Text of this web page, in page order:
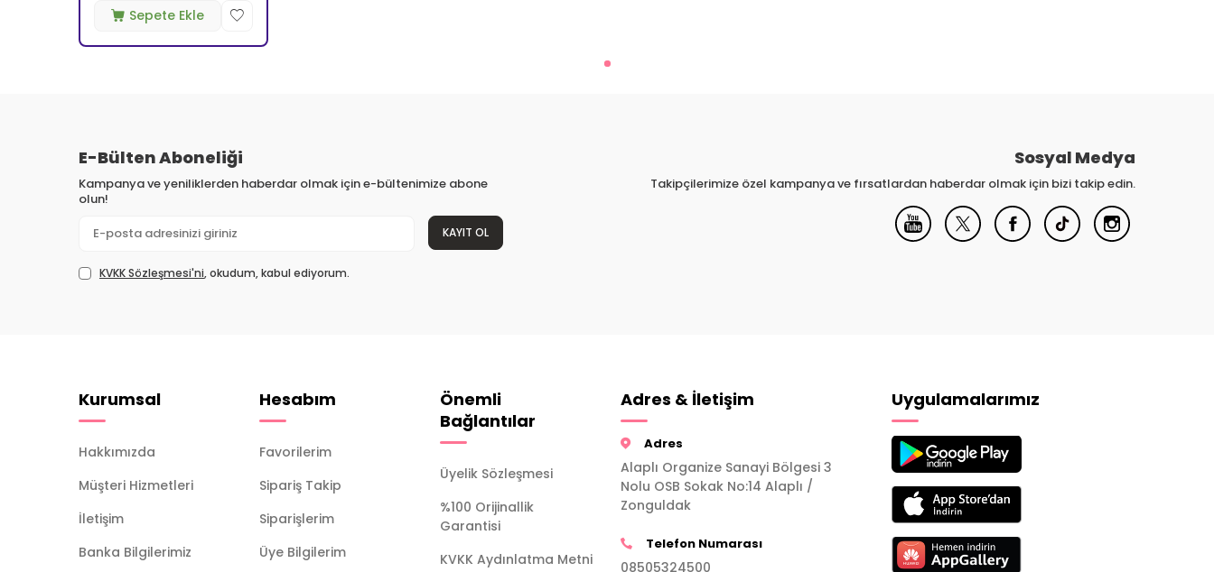
Sepete Ekle
E-Bülten Aboneliği
Kampanya ve yeniliklerden haberdar olmak için e-bültenimize abone
olun!
KAYIT OL
KVKK Sözleşmesi'ni, okudum, kabul ediyorum.
Sosyal Medya
Takipçilerimize özel kampanya ve fırsatlardan haberdar olmak için bizi takip edin.
Kurumsal
Hakkımızda
Müşteri Hizmetleri
İletişim
Banka Bilgilerimiz
Hesabım
Favorilerim
Sipariş Takip
Siparişlerim
Üye Bilgilerim
Önemli
Bağlantılar
Üyelik Sözleşmesi
%100 Orijinallik
Garantisi
KVKK Aydınlatma Metni
Adres & İletişim
Adres
Alaplı Organize Sanayi Bölgesi 3
Nolu OSB Sokak No:14 Alaplı /
Zonguldak
Telefon Numarası
08505324500
Uygulamalarımız